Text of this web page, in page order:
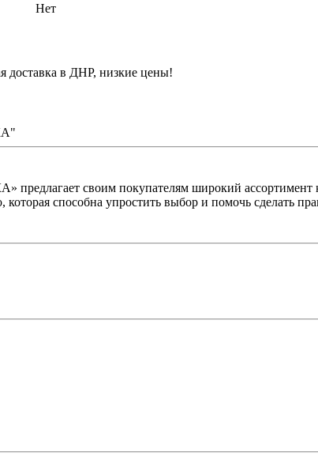
Нет
доставка в ДНР, низкие цены!
своим покупателям широкий
способна упростить выбор и помочь сделать